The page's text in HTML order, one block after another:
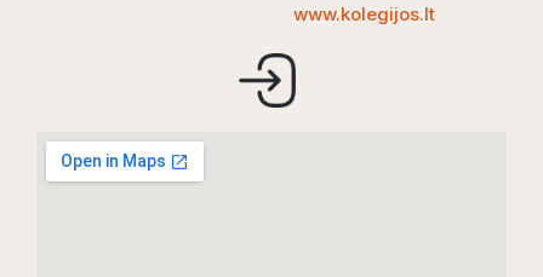
www.kolegijos.lt